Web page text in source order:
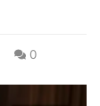
0